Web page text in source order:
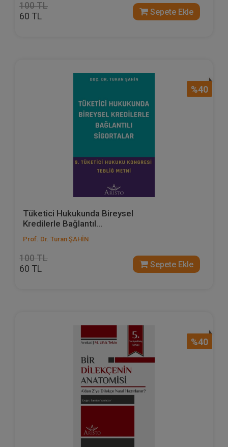
100 TL
60 TL Sepete Ekle
%40
Tüketici Hukukunda Bireysel
Kredilerle Bağlantıl...
Prof. Dr. Turan ŞAHİN
100 TL
60 TL Sepete Ekle
%40